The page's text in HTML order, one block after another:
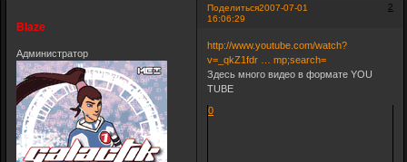
Поделиться 2
2007-07-01
16:06:29
Blaze
Администратор
http://www.youtube.com/watch?
v=_qkZ1fdr … mp;search=
Здесь много видео в формате YOU
TUBE
0